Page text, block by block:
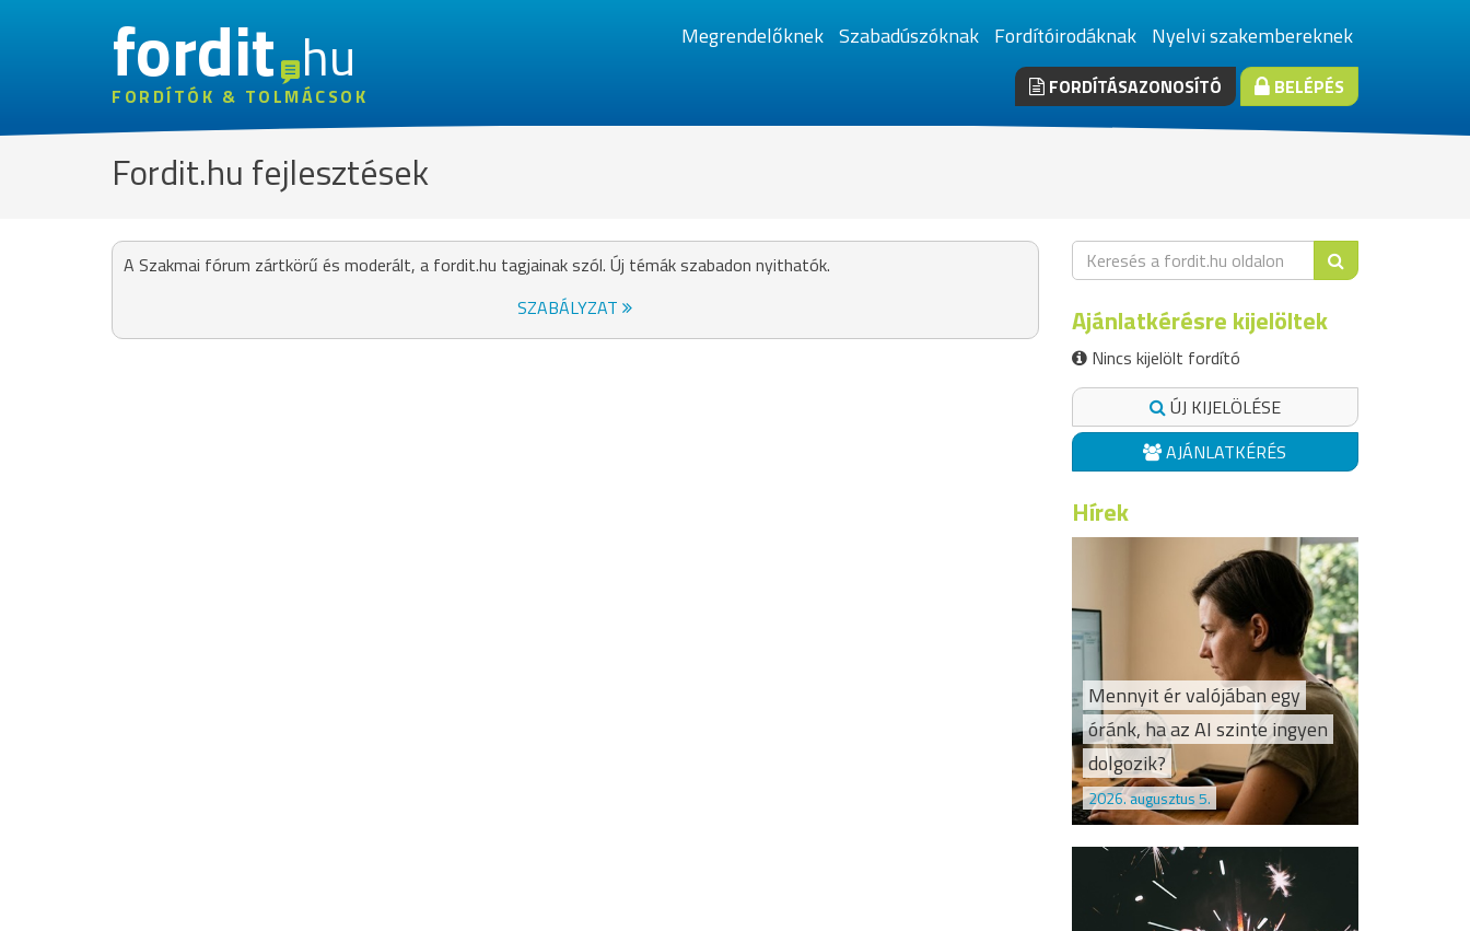
fordithu
FORDÍTÓK & TOLMÁCSOK
Megrendelőknek Szabadúszóknak Fordítóirodáknak Nyelvi szakembereknek
FORDÍTÁSAZONOSÍTÓ BELÉPÉS
Fordit.hu fejlesztések
A Szakmai fórum zártkörű és moderált, a fordit.hu tagjainak szól. Új témák szabadon nyithatók.
SZABÁLYZAT
Ajánlatkérésre kijelöltek
Nincs kijelölt fordító
ÚJ KIJELÖLÉSE
AJÁNLATKÉRÉS
Hírek
Mennyit ér valójában egy
óránk, ha az AI szinte ingyen
dolgozik?
2026. augusztus 5.